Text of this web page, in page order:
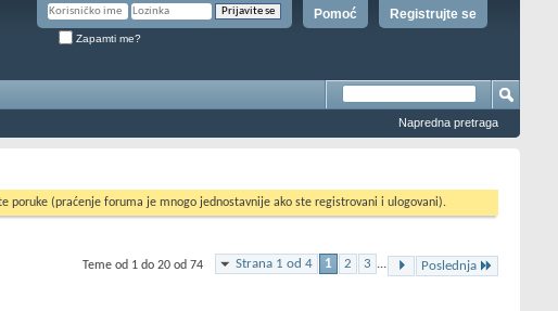
Registrujte se
Pomoć
Zapamti me?
Napredna pretraga
poruke (praćenje foruma je mnogo jednostavnije ako ste registrovani i ulogovani).
Strana 1 od 4 1 2 3 ... Poslednja
Teme od 1 do 20 od 74